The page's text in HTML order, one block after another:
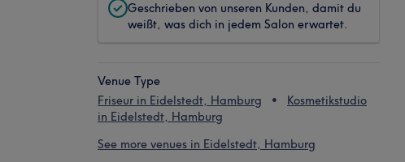
Geschrieben von unseren Kunden, damit du
weißt, was dich in jedem Salon erwartet.
Venue Type
Friseur in Eidelstedt, Hamburg
Kosmetikstudio
in Eidelstedt, Hamburg
See more venues in Eidelstedt, Hamburg